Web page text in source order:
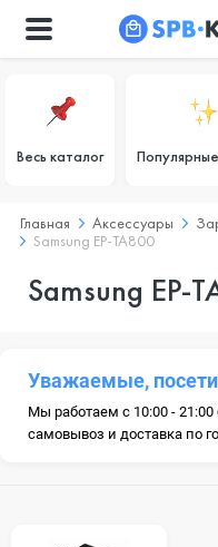
Весь каталог
Главная Аксессуары
Samsung EP-TA800
Samsung EP-
Уважаемые,
Мы работаем с 10:00 -
самовывоз и доставка по